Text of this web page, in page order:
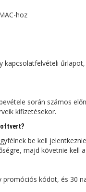
hoz
kapcsolatfelvételi
során számos
kifizetésekor.
be kell
majd követnie kell
kódot, és 30